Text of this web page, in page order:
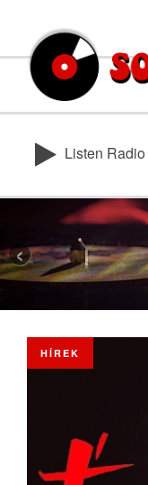
Listen Radio
‹
HÍREK